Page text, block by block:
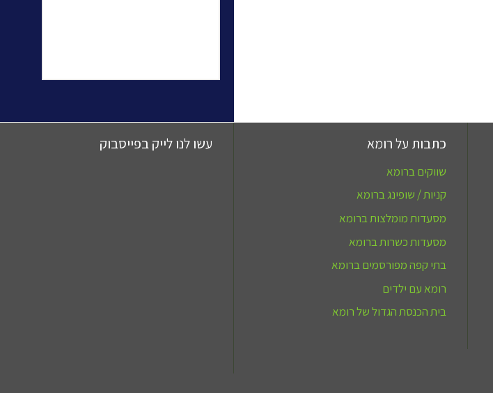
עשו לנו לייק בפייסבוק כתבות על רומא
שווקים ברומא
קניות / שופינג ברומא
מסעדות מומלצות ברומא
מסעדות כשרות ברומא
בתי קפה מפורסמים ברומא
רומא עם ילדים
בית הכנסת הגדול של רומא